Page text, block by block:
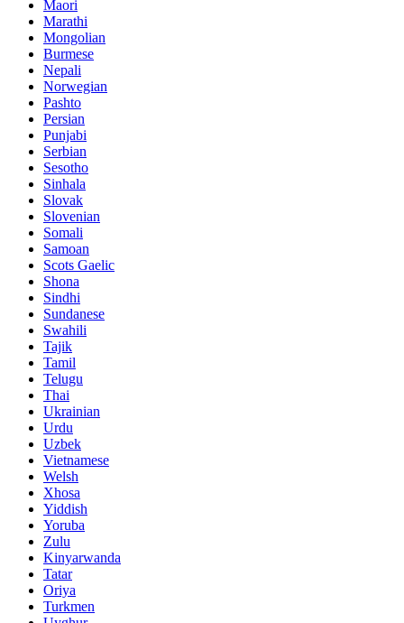
Maori
Marathi
Mongolian
Burmese
Nepali
Norwegian
Pashto
Persian
Punjabi
Serbian
Sesotho
Sinhala
Slovak
Slovenian
Somali
Samoan
Scots Gaelic
Shona
Sindhi
Sundanese
Swahili
Tajik
Tamil
Telugu
Thai
Ukrainian
Urdu
Uzbek
Vietnamese
Welsh
Xhosa
Yiddish
Yoruba
Zulu
Kinyarwanda
Tatar
Oriya
Turkmen